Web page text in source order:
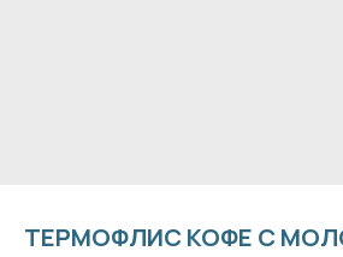
ТЕРМОФЛИС КОФЕ С